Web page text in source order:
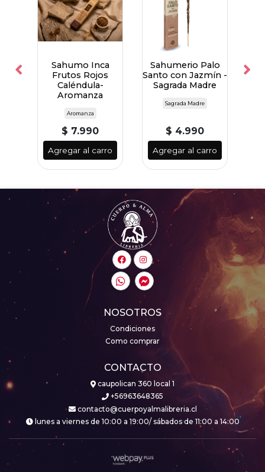
Sahumo Inca
Frutos Rojos
Caléndula-
Aromanza
Aromanza
$ 7.990
Agregar al carro
Sahumerio Palo
Santo con Jazmín -
Sagrada Madre
Sagrada Madre
$ 4.990
Agregar al carro
NOSOTROS
Condiciones
Como comprar
CONTACTO
caupolican 360 local 1
+56963648365
contacto@cuerpoyalmalibreria.cl
lunes a viernes de 10:00 a 19:00/ sábados de 11:00 a 14:00